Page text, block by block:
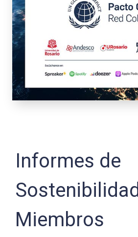
Informes de
Sostenibilidad
Miembros